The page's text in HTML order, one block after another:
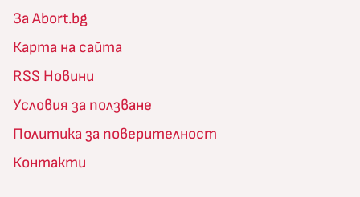
За Abort.bg
Карта на сайта
RSS Новини
Условия за ползване
Политика за поверителност
Контакти